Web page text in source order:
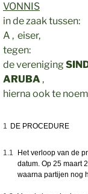
VONNIS
in de zaak tussen:
A , eiser,
tegen:
de vereniging
ARUBA ,
hierna ook te
1 DE PROCEDURE
1.1
Het verloop van de
datum. Op 25 maart
waarna partijen nog